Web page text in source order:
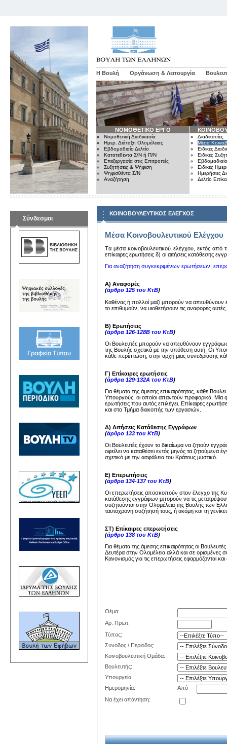
Η Βουλή Οργάνωση & Λειτουργία
ΝΟΜΟΘΕΤΙΚΟ ΕΡΓΟ
Νομοθετική Διαδικασία
Ημερ. Διάταξη Ολομέλειας
Εβδομαδιαίο Δελτίο
Κατατεθέντα Σ/Ν ή Π/Ν
Επεξεργασία στις Επιτροπές
Συζητήσεις & Ψήφιση
Ψηφισθέντα Σ/Ν
Αναζήτηση
Διαδικασίες
Μέσα
Ειδικές
Ειδικές
Εβδομαδιαίο
Ειδικές
Ημερήσιες
Δελτίο
Σύνδεσμοι
ΚΟΙΝΟΒΟΥΛΕΥΤΙΚΟΣ ΕΛΕΓΧΟΣ
Μέσα Κοινοβουλευτικού Ελέγχου
Tα μέσα κoινoβoυλευτικoύ ελέγχoυ, εκτός από
επίκαιρες ερωτήσεις δ) oι αιτήσεις κατάθεσης
Για αναζήτηση συγκεκριμένων ερωτήσεων,
Α) Αναφορές
(άρθρο 125 του ΚτΒ)
Καθένας ή πολλοί μαζί μπορούν να
το επιθυμούν, να υιοθετήσουν τις αναφορές
Β) Ερωτήσεις
(άρθρα 126-128Β του ΚτΒ)
Οι Βουλευτές μπορούν να απευθύνουν
της Βουλής σχετικά με την υπόθεση αυτή. Οι
κάθε περίπτωση, στην αρχή μιας συνεδρίασης
Γ) Επίκαιρες ερωτήσεις
(άρθρα 129-132Α του ΚτΒ)
Για θέματα της άμεσης επικαιρότητας, κάθε
Υπουργούς, οι οποίοι απαντούν προφορικά. Μία
ερωτήσεις που αυτός επιλέγει. Επίκαιρες
και στο Τμήμα διακοπής των εργασιών.
Δ) Αιτήσεις Κατάθεσης Εγγράφων
(άρθρο 133 του ΚτΒ)
Οι Βουλευτές έχουν το δικαίωμα να ζητούν
οφείλει να καταθέσει εντός μηνός τα
σχετικό με την ασφάλεια του Κράτους μυστικό.
Ε) Επερωτήσεις
(άρθρα 134-137 του ΚτΒ)
Οι επερωτήσεις αποσκοπούν στον έλεγχο της
κατάθεσης εγγράφων μπορούν να τις
συζητούνται στην Ολομέλεια της Βουλής των
ταυτόχρονη συζήτησή τους, ή ακόμη και τη
ΣΤ) Επίκαιρες επερωτήσεις
(άρθρο 138 του ΚτΒ)
Για θέματα της άμεσης επικαιρότητας οι
Δευτέρα στην Ολομέλεια αλλά και σε ορισμένες
Κανονισμός για τις επερωτήσεις εφαρμόζονται
Θέμα:
Αρ. Πρωτ:
Τύπος:
Συνοδος / Περίοδος:
Κοινοβουλευτική Ομάδα:
Βουλευτής:
Υπουργεία:
Ημερομηνία:
Από
Να έχει απάντηση: